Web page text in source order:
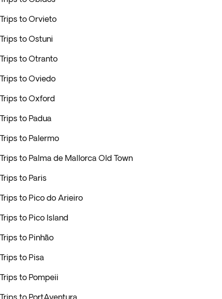
Trips to Orvieto
Trips to Ostuni
Trips to Otranto
Trips to Oviedo
Trips to Oxford
Trips to Padua
Trips to Palermo
Trips to Palma de Mallorca Old Town
Trips to Paris
Trips to Pico do Arieiro
Trips to Pico Island
Trips to Pinhão
Trips to Pisa
Trips to Pompeii
Trips to PortAventura